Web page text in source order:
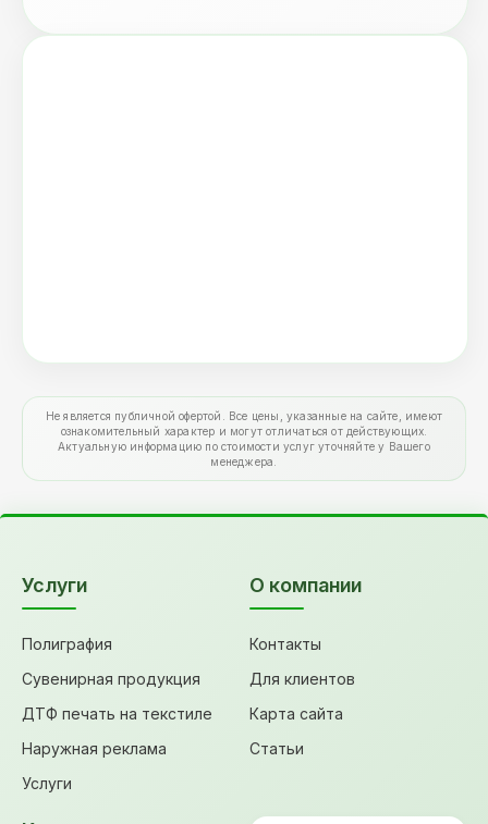
Не является публичной офертой. Все цены, указанные на сайте, имеют
ознакомительный характер и могут отличаться от действующих.
Актуальную информацию по стоимости услуг уточняйте у Вашего
менеджера.
Услуги
Полиграфия
Сувенирная продукция
ДТФ печать на текстиле
Наружная реклама
Услуги
О компании
Контакты
Для клиентов
Карта сайта
Статьи